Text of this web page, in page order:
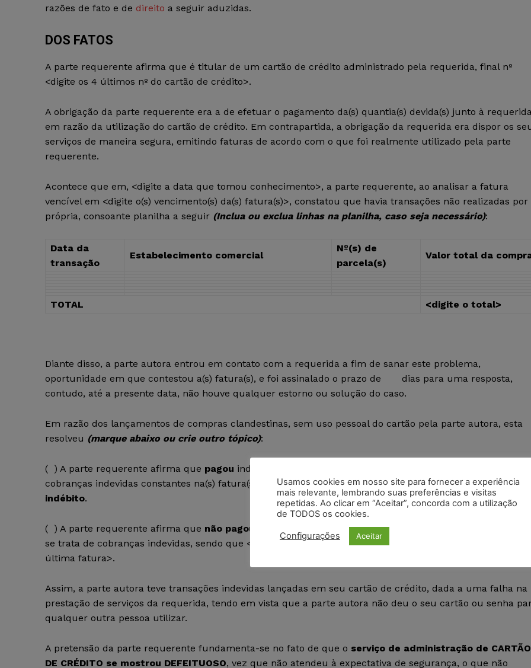
razões de fato e de direito a seguir aduzidas.
DOS FATOS
A parte requerente afirma que é titular de um cartão de crédito administrado pela requerida, final nº
<digite os 4 últimos nº do cartão de crédito>.
A obrigação da parte requerente era a de efetuar o pagamento da(s) quantia(s) devida(s) junto à
em razão da utilização do cartão de crédito. Em contrapartida, a obrigação da requerida era dispor os
serviços de maneira segura, emitindo faturas de acordo com o que foi realmente utilizado pela parte
requerente.
Acontece que em, <digite a data que tomou conhecimento>, a parte requerente, ao analisar a fatura
vencível em <digite o(s) vencimento(s) da(s) fatura(s)>, constatou que havia transações não realizadas por
própria, consoante planilha a seguir (Inclua ou exclua linhas na planilha, caso seja necessário):
Data da
transação
Estabelecimento comercial
Nº(s) de
parcela(s)
Valor total da
TOTAL <digite o total>
Diante disso, a parte autora entrou em contato com a requerida a fim de sanar este problema,
oportunidade em que contestou a(s) fatura(s), e foi assinalado o prazo de dias para uma resposta,
contudo, até a presente data, não houve qualquer estorno ou solução do caso.
Em razão dos lançamentos de compras clandestinas, sem uso pessoal do cartão pela parte autora, esta
resolveu (marque abaixo ou crie outro tópico):
( ) A parte requerente afirma que pagou indevidamente até hoje o valor total de R$ , referente a
cobranças indevidas constantes na(s) fatura(s) vencível(is) em , pelo que faz jus àrepetição de
indébito.
( ) A parte requerente afirma que não pagou
os valores decorrentes das transações fraudulentas, eis que
se trata de cobranças indevidas, sendo que <digite quantas faturas estão em aberto e qual o valor total da
última fatura>.
Assim, a parte autora teve transações indevidas lançadas em seu cartão de crédito, dada a uma falha na
prestação de serviços da requerida, tendo em vista que a parte autora não deu o seu cartão ou senha
qualquer outra pessoa utilizar.
A pretensão da parte requerente fundamenta-se no fato de que o serviço de administração de CARTÃO
DE CRÉDITO se mostrou DEFEITUOSO, vez que não atendeu à expectativa de segurança, o que não
Usamos cookies em nosso site para fornecer a experiência
mais relevante, lembrando suas preferências e visitas
repetidas. Ao clicar em “Aceitar”, concorda com a utilização
de TODOS os cookies.
Configurações Aceitar